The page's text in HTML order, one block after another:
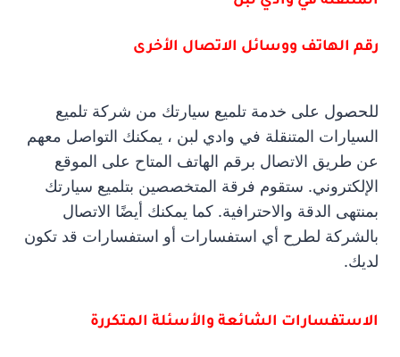
رقم الهاتف ووسائل الاتصال الأخرى
للحصول على خدمة تلميع سيارتك من شركة تلميع
السيارات المتنقلة في وادي لبن ، يمكنك التواصل معهم
عن طريق الاتصال برقم الهاتف المتاح على الموقع
الإلكتروني. ستقوم فرقة المتخصصين بتلميع سيارتك
بمنتهى الدقة والاحترافية. كما يمكنك أيضًا الاتصال
بالشركة لطرح أي استفسارات أو استفسارات قد تكون
لديك.
الاستفسارات الشائعة والأسئلة المتكررة